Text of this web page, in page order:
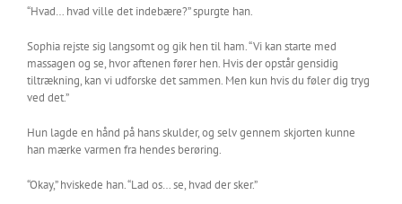
“Hvad… hvad ville det indebære?” spurgte han.
Sophia rejste sig langsomt og gik hen til ham. “Vi kan starte med
massagen og se, hvor aftenen fører hen. Hvis der opstår gensidig
tiltrækning, kan vi udforske det sammen. Men kun hvis du føler dig tryg
ved det.”
Hun lagde en hånd på hans skulder, og selv gennem skjorten kunne
han mærke varmen fra hendes berøring.
“Okay,” hviskede han. “Lad os… se, hvad der sker.”